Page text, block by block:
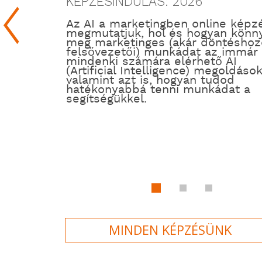
Az AI a marketingben online
megmutatjuk, hol és hogyan
meg marketinges (akár
felsővezetői) munkádat az immár
mindenki számára elérhető AI
(Artificial Intelligence)
valamint azt is, hogyan tudod
hatékonyabbá tenni munkádat a
segítségükkel.
MINDEN KÉPZÉSÜNK